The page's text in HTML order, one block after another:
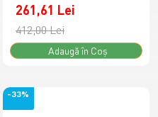
261,61 Lei
412,00 Lei
Adaugă în Coş
-33%